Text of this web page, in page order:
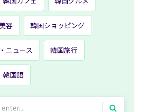
容 韓国ショッピング
ニュース 韓国旅行
韓国語